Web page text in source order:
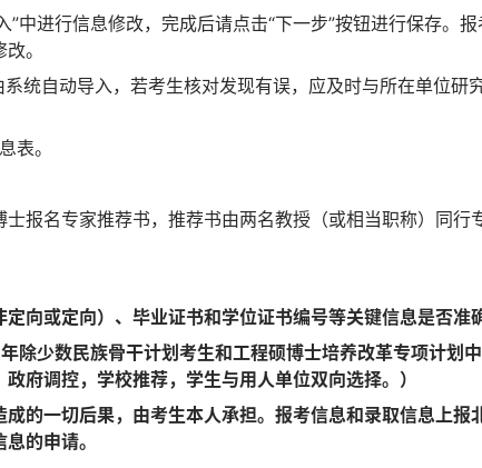
中进行信息修改，完成后请点击“下一步”按钮进行保存。
。
统自动导入，若考生核对发现有误，应及时与所在单位研
表。
报名专家推荐书，推荐书由两名教授（或相当职称）同行
向或定向）、毕业证书和学位证书编号等关键信息是否准确
除少数民族骨干计划考生和工程硕博士培养改革专项计划
府调控，学校推荐，学生与用人单位双向选择。）
的一切后果，由考生本人承担。报考信息和录取信息上报
的申请。